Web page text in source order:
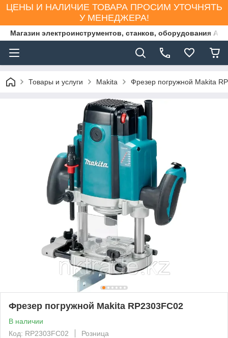
ЦЕНЫ И НАЛИЧИЕ ТОВАРА ПРОСИМ УТОЧНЯТЬ
У МЕНЕДЖЕРА!
Магазин электроинструментов, станков, оборудования
Товары и услуги Makita Фрезер погружной Makita
Фрезер погружной Makita RP2303FC02
В наличии
Код: RP2303FC02
Розница